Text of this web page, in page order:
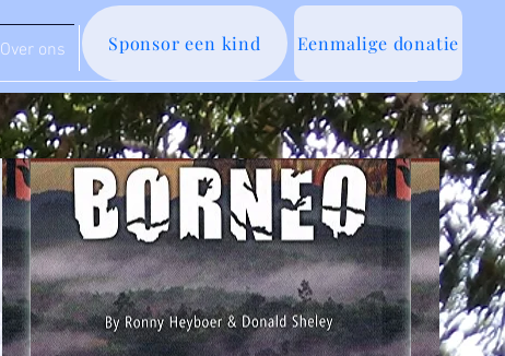
Over ons Sponsor een kind Eenmalige donatie